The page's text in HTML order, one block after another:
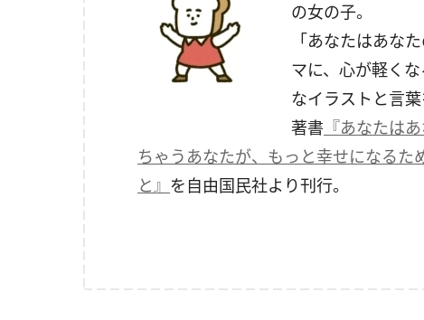
の女の子。
「あなたはあな
マに、心が軽く
なイラストと言葉
著書 『あなたは
ちゃうあなたが、もっと幸せになる
と』 を自由国民社より刊行。